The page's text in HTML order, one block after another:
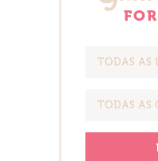
TODAS AS
TODAS AS